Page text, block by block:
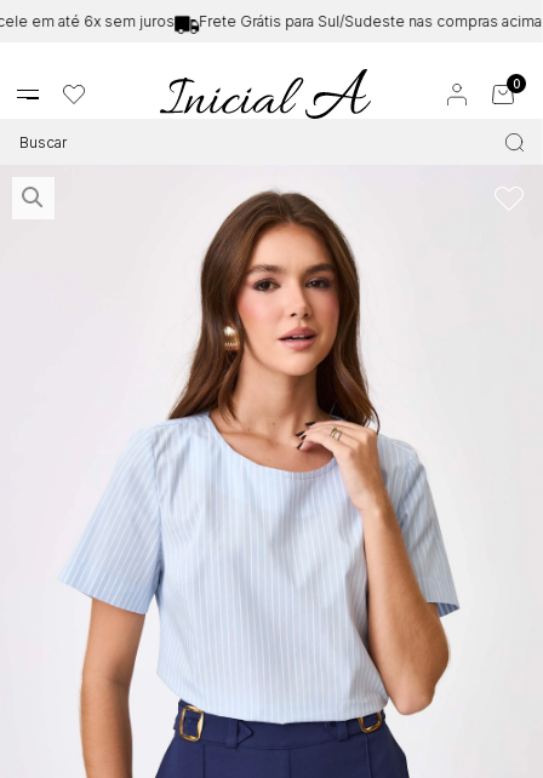
em até 6x sem juros Frete Grátis para Sul/Sudeste nas compras acima
0